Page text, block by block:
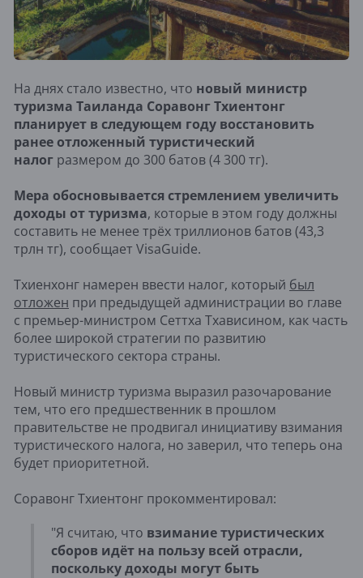
На днях стало известно, что новый министр
туризма Таиланда Соравонг Тхиентонг
планирует в следующем году восстановить
ранее отложенный туристический
налог размером до 300 батов (4 300 тг).
Мера обосновывается стремлением увеличить
доходы от туризма, которые в этом году должны
составить не менее трёх триллионов батов (43,3
трлн тг), сообщает VisaGuide.
Тхиенхонг намерен ввести налог, который был
отложен при предыдущей администрации во главе
с премьер-министром Сеттха Тхависином, как часть
более широкой стратегии по развитию
туристического сектора страны.
Новый министр туризма выразил разочарование
тем, что его предшественник в прошлом
правительстве не продвигал инициативу взимания
туристического налога, но заверил, что теперь она
будет приоритетной.
Соравонг Тхиентонг прокомментировал:
"Я считаю, что взимание туристических
сборов идёт на пользу всей отрасли,
поскольку доходы могут быть